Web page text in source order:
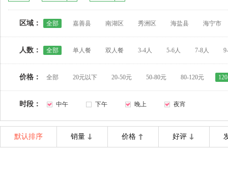
区域： 全部 嘉善县 南湖区 秀洲区 海盐县 海宁市
人数： 全部 单人餐 双人餐 3-4人 5-6人 7-8人
价格： 全部 20元以下 20-50元 50-80元 80-120元
时段： 中午 下午 晚上 夜宵
默认排序 销量 价格 好评